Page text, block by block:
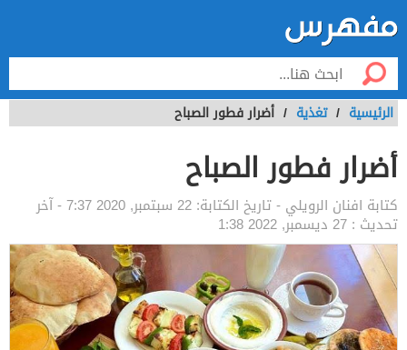
الرئيسية / تغذية / أضرار فطور الصباح
أضرار فطور الصباح
كتابة افنان الرويلي - تاريخ الكتابة: 22 سبتمبر, 2020 7:37 - آخر
تحديث : 27 ديسمبر, 2022 1:38